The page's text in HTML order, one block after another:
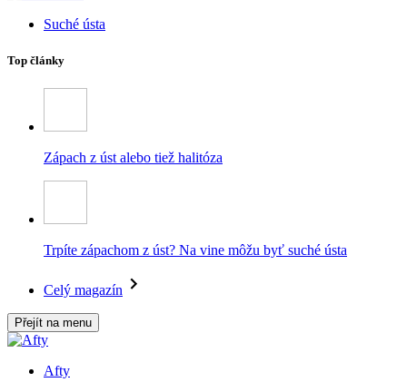
Suché ústa
Top články
Zápach z úst alebo tiež halitóza
Trpíte zápachom z úst? Na vine môžu byť suché ústa
Celý magazín
Přejít na menu
Afty